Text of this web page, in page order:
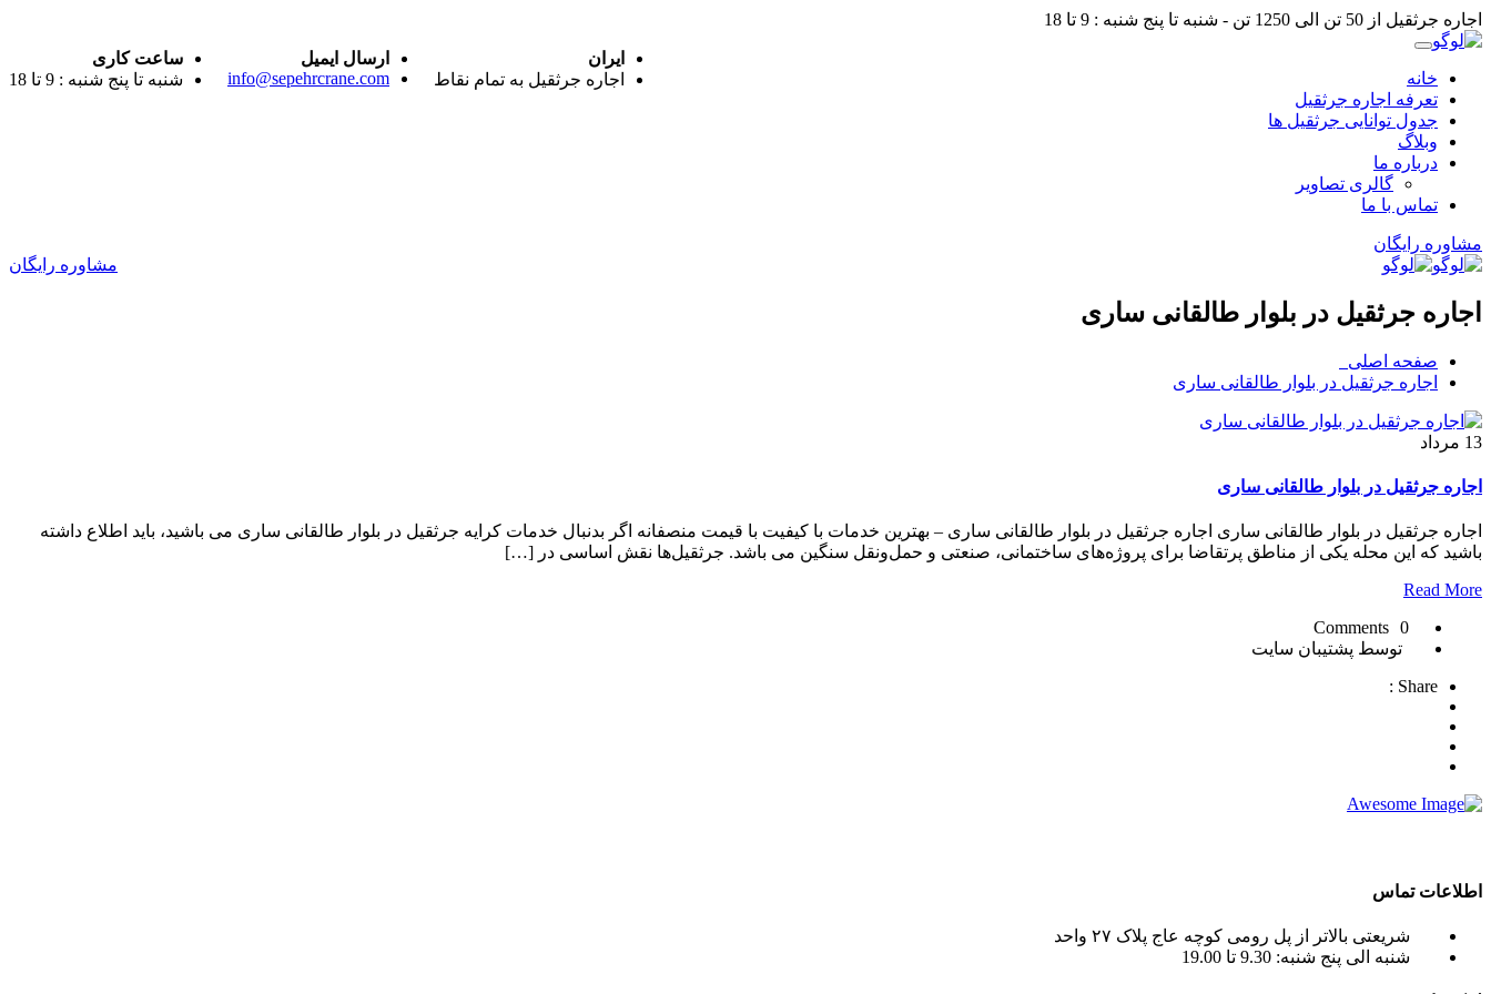
اجاره جرثقیل از 50 تن الی 1250 تن - شنبه تا پنج شنبه : 9 تا 18
ایران
اجاره جرثقیل به تمام نقاط
ارسال ایمیل
info@sepehrcrane.com
ساعت کاری
شنبه تا پنج شنبه : 9 تا 18
خانه
تعرفه اجاره جرثقیل
جدول توانایی جرثقیل ها
وبلاگ
درباره ما
گالری تصاویر
تماس با ما
مشاوره رایگان
مشاوره رایگان
اجاره جرثقیل در بلوار طالقانی ساری
صفحه اصلی
اجاره جرثقیل در بلوار طالقانی ساری
13 مرداد
اجاره جرثقیل در بلوار طالقانی ساری
اجاره جرثقیل در بلوار طالقانی ساری اجاره جرثقیل در بلوار طالقانی ساری – بهترین خدمات با کیفیت با قیمت منصفانه اگر بدنبال خدمات کرایه جرثقیل در بلوار طالقانی ساری می باشید، باید اطلاع داشته
باشید که این محله یکی از مناطق پرتقاضا برای پروژه‌های ساختمانی، صنعتی و حمل‌ونقل سنگین می باشد. جرثقیل‌ها نقش اساسی در […]
Read More
0 Comments
توسط پشتیبان سایت
Share :
اطلاعات تماس
شریعتی بالاتر از پل رومی کوچه عاج پلاک ۲۷ واحد
شنبه الی پنج شنبه: 9.30 تا 19.00